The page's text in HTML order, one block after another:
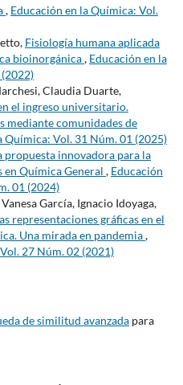
, Educación en la Química: Vol.
Fisiología humana aplicada
bioinorgánica, Educación en la
Claudia Duarte,
el ingreso universitario.
mediante comunidades de
Química: Vol. 31 Núm. 01 (2025)
propuesta innovadora para la
en Química General , Educación
01 (2024)
García, Ignacio Idoyaga,
representaciones gráficas en el
Una mirada en pandemia,
27 Núm. 02 (2021)
de similitud avanzadapara